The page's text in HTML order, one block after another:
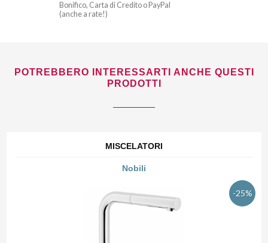
Bonifico, Carta di Credito o PayPal
(anche a rate!)
POTREBBERO INTERESSARTI ANCHE QUESTI
PRODOTTI
MISCELATORI
Nobili
-25%